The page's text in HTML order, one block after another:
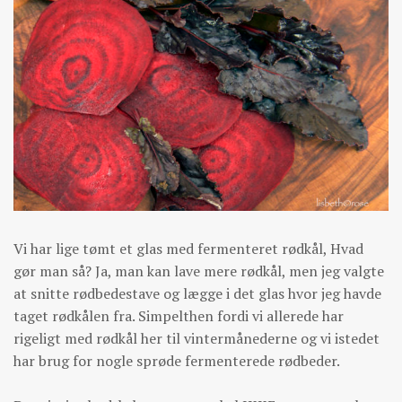
Vi har lige tømt et glas med fermenteret rødkål, Hvad
gør man så? Ja, man kan lave mere rødkål, men jeg valgte
at snitte rødbedestave og lægge i det glas hvor jeg havde
taget rødkålen fra. Simpelthen fordi vi allerede har
rigeligt med rødkål her til vintermånederne og vi istedet
har brug for nogle sprøde fermenterede rødbeder.